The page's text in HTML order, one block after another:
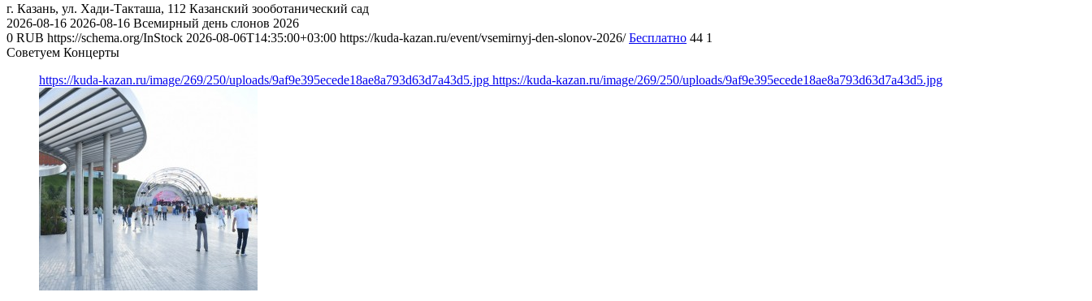
г. Казань, ул. Хади-Такташа, 112 Казанский зооботанический сад
2026-08-16 2026-08-16 Всемирный день слонов 2026
0 RUB https://schema.org/InStock 2026-08-06T14:35:00+03:00 https://kuda-kazan.ru/event/vsemirnyj-den-slonov-2026/ Бесплатно 44 1
Советуем Концерты
https://kuda-kazan.ru/image/269/250/uploads/9af9e395ecede18ae8a793d63d7a43d5.jpg https://kuda-kazan.ru/image/269/250/uploads/9af9e395ecede18ae8a793d63d7a43d5.jpg